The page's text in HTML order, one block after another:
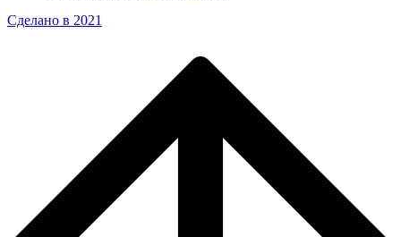
Сделано в 2021